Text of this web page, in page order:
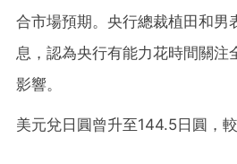
合市場預期。央行總裁植田和男
息，認為央行有能力花時間關注
影響。
美元兌日圓曾升至144.5日圓，